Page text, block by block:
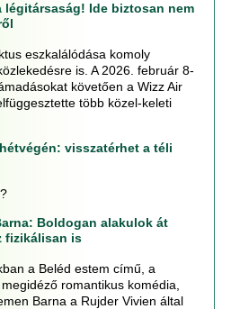
légitársaság! Ide biztosan nem
eszkalálódása komoly
is. A 2026. február 8-
követően a Wizz Air
több közel-keleti
visszatérhet a téli
Boldogan alakulok át
fizikálisan is
a Beléd estem című, a
romantikus komédia,
Barna a Rujder Vivien által